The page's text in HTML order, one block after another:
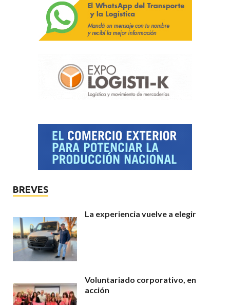
BREVES
La experiencia vuelve a elegir
Voluntariado corporativo, en
acción